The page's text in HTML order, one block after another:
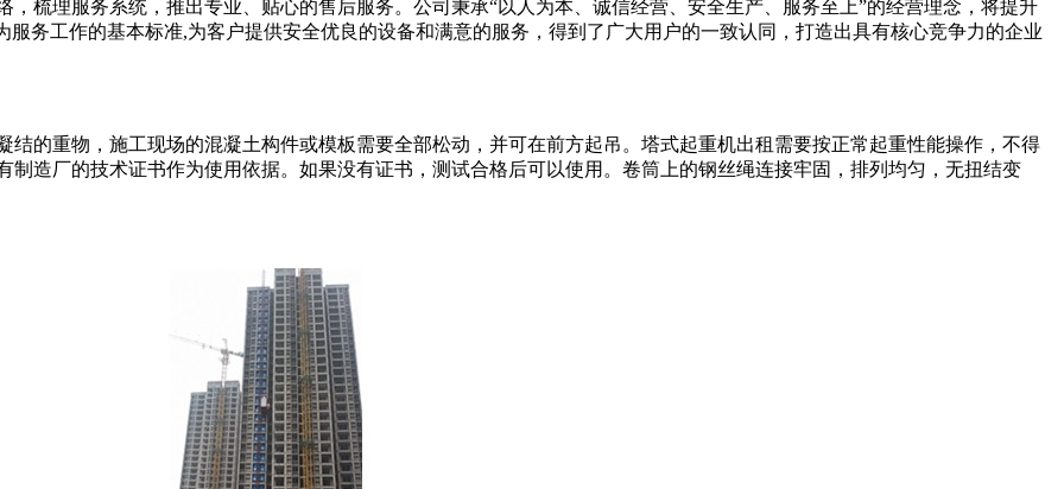
梳理服务系统，推出专业、贴心的售后服务。公司秉承“以人为本、诚信经营、安全生产、服务至上”的经营理念，将提升
务工作的基本标准,为客户提供安全优良的设备和满意的服务，得到了广大用户的一致认同，打造出具有核心竞争力的企业
的重物，施工现场的混凝土构件或模板需要全部松动，并可在前方起吊。塔式起重机出租需要按正常起重性能操作，不得
造厂的技术证书作为使用依据。如果没有证书，测试合格后可以使用。卷筒上的钢丝绳连接牢固，排列均匀，无扭结变